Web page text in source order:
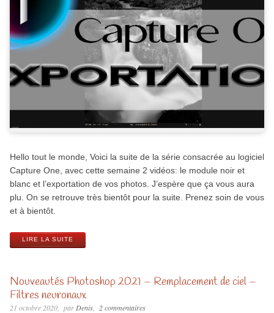
Hello tout le monde, Voici la suite de la série consacrée au logiciel
Capture One, avec cette semaine 2 vidéos: le module noir et
blanc et l’exportation de vos photos. J’espère que ça vous aura
plu. On se retrouve très bientôt pour la suite. Prenez soin de vous
et à bientôt.
LIRE LA SUITE
Nouveautés Photoshop 2021 – Remplacement de ciel –
Filtres neuronaux
21 octobre 2020 par Denis 2 commentaires